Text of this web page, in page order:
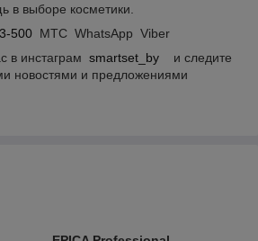
в выборе косметики.
500 МТС WhatsApp Viber
в инстаграм smartset_by
и следите
новостями и предложениями